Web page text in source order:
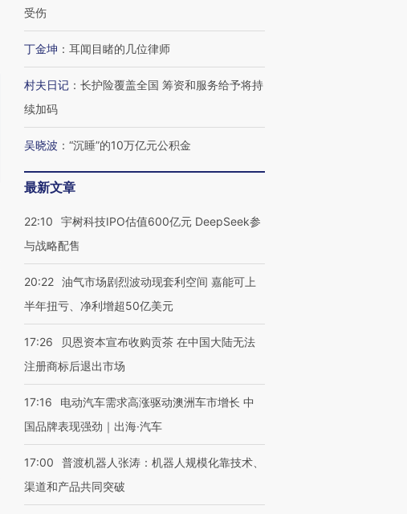
受伤
丁金坤 ： 耳闻目睹的几位律师
村夫日记 ： 长护险覆盖全国 筹资和服务给予将持
续加码
吴晓波 ： “沉睡”的10万亿元公积金
最新文章
22:10
宇树科技IPO估值600亿元 DeepSeek参
与战略配售
20:22 油气市场剧烈波动现套利空间 嘉能可上
半年扭亏、净利增超50亿美元
17:26
贝恩资本宣布收购贡茶 在中国大陆无法
注册商标后退出市场
17:16
电动汽车需求高涨驱动澳洲车市增长 中
国品牌表现强劲｜出海·汽车
17:00
普渡机器人张涛：机器人规模化靠技术、
渠道和产品共同突破